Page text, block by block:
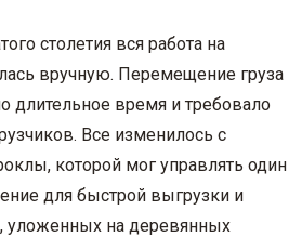
столетия вся работа на
вручную. Перемещение груза
длительное время и требовало
Все изменилось с
которой мог управлять один
для быстрой выгрузки и
уложенных на деревянных